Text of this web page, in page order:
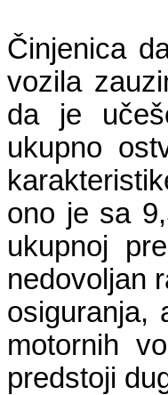
Činjenica
vozila
da je
ukupno
ono je sa
ukupnoj
nedovoljan
osiguranja,
motornih
predstoji